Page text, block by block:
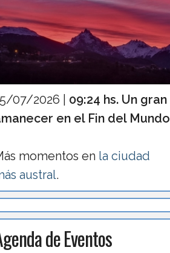
07/2026 | 09:24 hs. Un gran
en el Fin del Mundo
momentos en la ciudad
austral.
de Eventos